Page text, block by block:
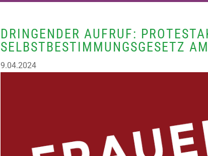
DRINGENDER AUFRUF:
SELBSTBESTIMMUNGSGESETZ
9.04.2024